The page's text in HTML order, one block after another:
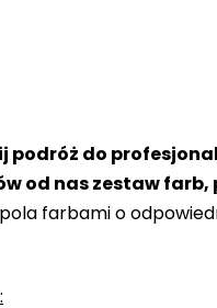
podróż do
od nas zestaw farb,
farbami o